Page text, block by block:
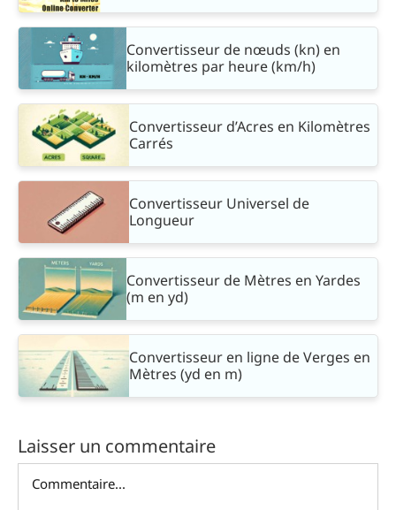
Convertisseur de nœuds (kn) en
kilomètres par heure (km/h)
Convertisseur d’Acres en Kilomètres
Carrés
Convertisseur Universel de
Longueur
Convertisseur de Mètres en Yardes
(m en yd)
Convertisseur en ligne de Verges en
Mètres (yd en m)
Laisser un commentaire